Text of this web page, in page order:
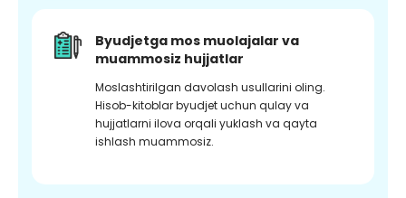
Byudjetga mos muolajalar va
muammosiz hujjatlar
Moslashtirilgan davolash usullarini oling.
Hisob-kitoblar byudjet uchun qulay va
hujjatlarni ilova orqali yuklash va qayta
ishlash muammosiz.